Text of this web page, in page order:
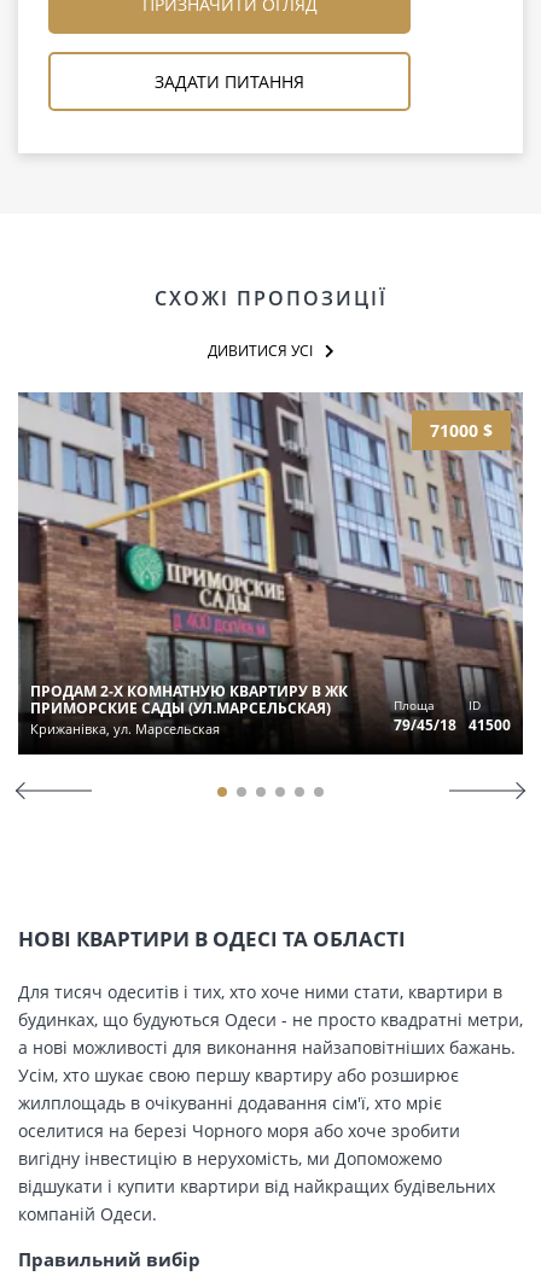
ЗАДАТИ ПИТАННЯ
СХОЖІ ПРОПОЗИЦІЇ
ДИВИТИСЯ УСІ
71000 $
ПРОДАМ 2-Х КОМНАТНУЮ КВАРТИРУ В ЖК
ПРИМОРСКИЕ САДЫ (УЛ.МАРСЕЛЬСКАЯ)
Крижанівка, ул. Марсельская
Площа
79/45/18
ID
41500
НОВІ КВАРТИРИ В ОДЕСІ ТА ОБЛАСТІ
Для тисяч одеситів і тих, хто хоче ними стати, квартири в
будинках, що будуються Одеси - не просто квадратні метри,
а нові можливості для виконання найзаповітніших бажань.
Усім, хто шукає свою першу квартиру або розширює
жилплощадь в очікуванні додавання сім'ї, хто мріє
оселитися на березі Чорного моря або хоче зробити
вигідну інвестицію в нерухомість, ми Допоможемо
відшукати і купити квартири від найкращих будівельних
компаній Одеси.
Правильний вибір